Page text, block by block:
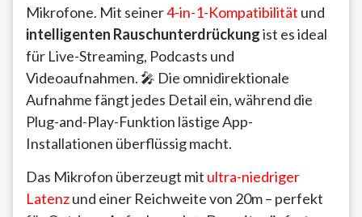
Mikrofone. Mit seiner4-in-1-Kompatibilität und
intelligenten Rauschunterdrückungist es ideal
für Live-Streaming, Podcasts und
Videoaufnahmen. 🎤 Die omnidirektionale
Aufnahme fängt jedes Detail ein, während die
Plug-and-Play-Funktion lästige App-
Installationen überflüssig macht.
Das Mikrofon überzeugt mit ultra-niedriger
Latenzund einer Reichweite von 20m – perfekt